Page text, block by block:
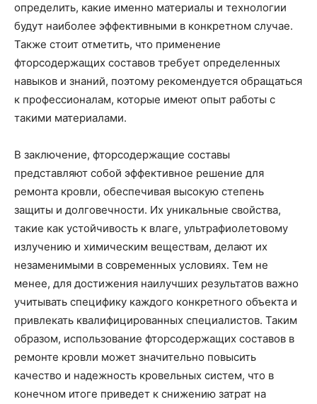
определить, какие именно материалы и технологии
будут наиболее эффективными в конкретном случае.
Также стоит отметить, что применение
фторсодержащих составов требует определенных
навыков и знаний, поэтому рекомендуется обращаться
к профессионалам, которые имеют опыт работы с
такими материалами.
В заключение, фторсодержащие составы
представляют собой эффективное решение для
ремонта кровли, обеспечивая высокую степень
защиты и долговечности. Их уникальные свойства,
такие как устойчивость к влаге, ультрафиолетовому
излучению и химическим веществам, делают их
незаменимыми в современных условиях. Тем не
менее, для достижения наилучших результатов важно
учитывать специфику каждого конкретного объекта и
привлекать квалифицированных специалистов. Таким
образом, использование фторсодержащих составов в
ремонте кровли может значительно повысить
качество и надежность кровельных систем, что в
конечном итоге приведет к снижению затрат на